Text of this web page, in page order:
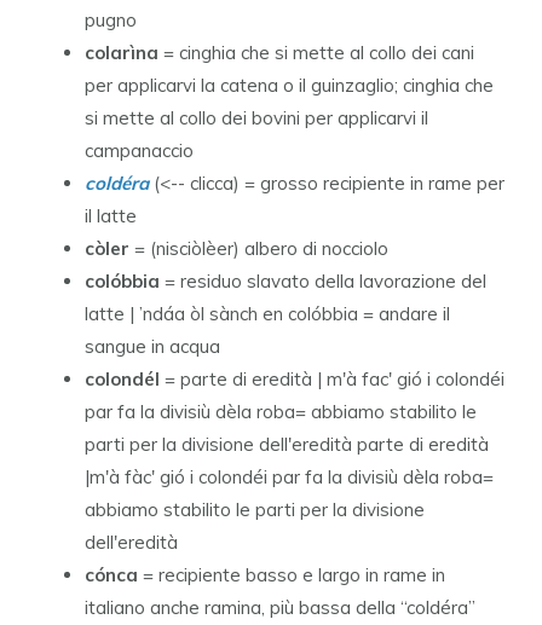
pugno
colarìna = cinghia che si mette al collo dei cani
per applicarvi la catena o il guinzaglio; cinghia che
si mette al collo dei bovini per applicarvi il
campanaccio
coldéra (<-- clicca) = grosso recipiente in rame per
il latte
còler = (nisciòlèer) albero di nocciolo
colóbbia = residuo slavato della lavorazione del
latte | ’ndáa òl sànch en colóbbia = andare il
sangue in acqua
colondél = parte di eredità | m'à fac' gió i colondéi
par fa la divisiù dèla roba= abbiamo stabilito le
parti per la divisione dell'eredità parte di eredità
|m'à fàc' gió i colondéi par fa la divisiù dèla roba=
abbiamo stabilito le parti per la divisione
dell'eredità
cónca = recipiente basso e largo in rame in
italiano anche ramina, più bassa della “coldéra”